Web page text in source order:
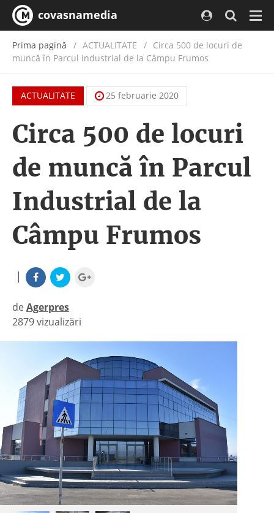
covasnamedia
Prima pagină ACTUALITATE / Circa 500 de locuri de
muncă în Parcul Industrial de la Câmpu Frumos
ACTUALITATE 25 februarie 2020
Circa 500 de locuri
de muncă în Parcul
Industrial de la
Câmpu Frumos
|
deAgerpres
|
2879 vizualizări